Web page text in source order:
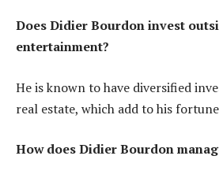
Does Didier Bourdon invest
entertainment?
He is known to have diversified
real estate, which add to his
How does Didier Bourdon